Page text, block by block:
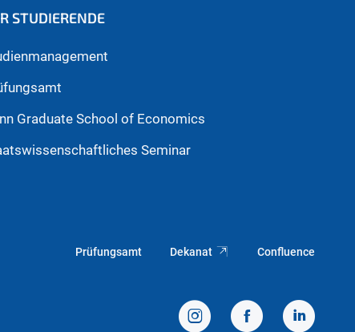
STUDIERENDE
Graduate School of Economics
Seminar
Prüfungsamt Dekanat Confluence